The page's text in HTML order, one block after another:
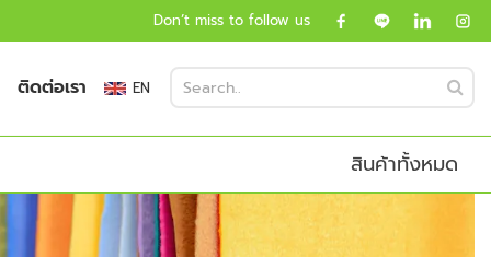
Don’t miss to follow us
ติดต่อเรา EN
สินค้าทั้งหมด